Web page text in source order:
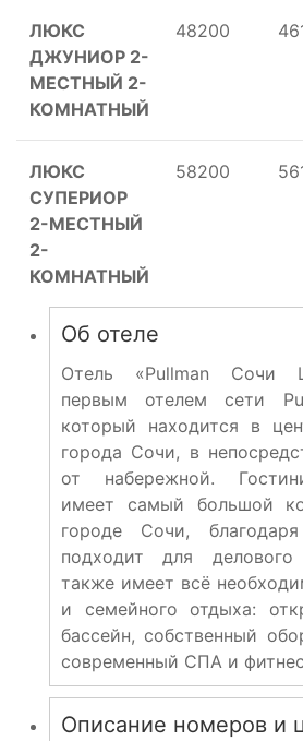
ЛЮКС
ДЖУНИОР 2-
МЕСТНЫЙ 2-
КОМНАТНЫЙ
48200
ЛЮКС
СУПЕРИОР
2-МЕСТНЫЙ
2-
КОМНАТНЫЙ
58200
Об отеле
Отель «Pullman Сочи
первым отелем сети
который находится в
города Сочи, в
от набережной.
имеет самый большой
городе Сочи,
подходит для
также имеет всё
и семейного отдыха:
бассейн, собственный
современный СПА и
Описание номеров и